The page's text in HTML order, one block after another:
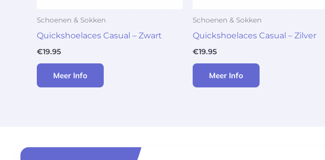
Schoenen & Sokken
Quickshoelaces Casual – Zwart
€19.95
Meer Info
Schoenen & Sokken
Quickshoelaces Casual – Zilver
€19.95
Meer Info